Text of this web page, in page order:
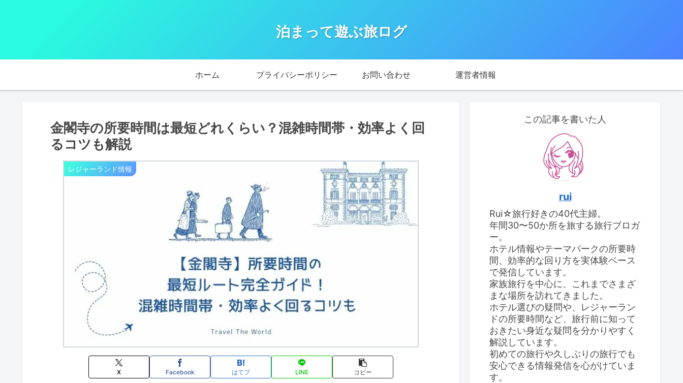
泊まって遊ぶ旅ログ
ホーム プライバシーポリシー お問い合わせ 運営者情報
金閣寺の所要時間は最短どれくらい？混雑時間帯・効率よく回
るコツも解説
レジャーランド情報
X Facebook はてブ LINE コピー
この記事を書いた人
rui
Rui☆旅行好きの40代主婦。
年間30〜50か所を旅する旅行ブロガ
ー。
ホテル情報やテーマパークの所要時
間、効率的な回り方を実体験ベース
で発信しています。
家族旅行を中心に、これまでさまざ
まな場所を訪れてきました。
ホテル選びの疑問や、レジャーラン
ドの所要時間など、旅行前に知って
おきたい身近な疑問を分かりやすく
解説しています。
初めての旅行や久しぶりの旅行でも
安心できる情報発信を心がけていま
す。